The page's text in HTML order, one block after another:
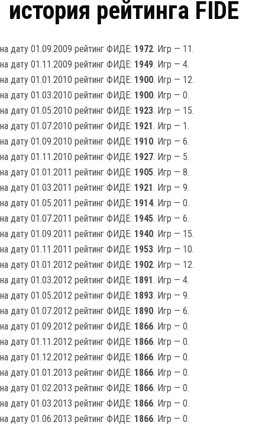
история рейтинга FIDE
на дату 01.09.2009 рейтинг ФИДЕ: 1972. Игр — 11.
на дату 01.11.2009 рейтинг ФИДЕ: 1949. Игр — 4.
на дату 01.01.2010 рейтинг ФИДЕ: 1900. Игр — 12.
на дату 01.03.2010 рейтинг ФИДЕ: 1900. Игр — 0.
на дату 01.05.2010 рейтинг ФИДЕ: 1923. Игр — 15.
на дату 01.07.2010 рейтинг ФИДЕ: 1921. Игр — 1.
на дату 01.09.2010 рейтинг ФИДЕ: 1910. Игр — 6.
на дату 01.11.2010 рейтинг ФИДЕ: 1927. Игр — 5.
на дату 01.01.2011 рейтинг ФИДЕ: 1905. Игр — 8.
на дату 01.03.2011 рейтинг ФИДЕ: 1921. Игр — 9.
на дату 01.05.2011 рейтинг ФИДЕ: 1914. Игр — 0.
на дату 01.07.2011 рейтинг ФИДЕ: 1945. Игр — 6.
на дату 01.09.2011 рейтинг ФИДЕ: 1940. Игр — 15.
на дату 01.11.2011 рейтинг ФИДЕ: 1953. Игр — 10.
на дату 01.01.2012 рейтинг ФИДЕ: 1902. Игр — 12.
на дату 01.03.2012 рейтинг ФИДЕ: 1891. Игр — 4.
на дату 01.05.2012 рейтинг ФИДЕ: 1893. Игр — 9.
на дату 01.07.2012 рейтинг ФИДЕ: 1890. Игр — 6.
на дату 01.09.2012 рейтинг ФИДЕ: 1866. Игр — 0.
на дату 01.11.2012 рейтинг ФИДЕ: 1866. Игр — 0.
на дату 01.12.2012 рейтинг ФИДЕ: 1866. Игр — 0.
на дату 01.01.2013 рейтинг ФИДЕ: 1866. Игр — 0.
на дату 01.02.2013 рейтинг ФИДЕ: 1866. Игр — 0.
на дату 01.03.2013 рейтинг ФИДЕ: 1866. Игр — 0.
на дату 01.06.2013 рейтинг ФИДЕ: 1866. Игр — 0.